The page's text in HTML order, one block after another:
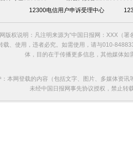
12300电信用户申诉受理中心
版权说明：凡注明来源为“中国日报网：XXX（
载、使用，违者必究。如需使用，请与010-
体，目的在于传播更多信息，其他媒体
：本网登载的内容（包括文字、图片、多媒体资
未经中国日报网事先协议授权，禁止转